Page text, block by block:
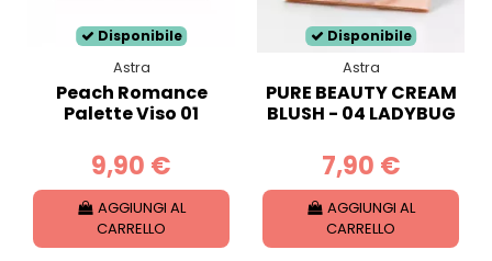
Disponibile
Astra
Peach Romance
Palette Viso 01
9,90 €
AGGIUNGI AL
CARRELLO
Disponibile
Astra
PURE BEAUTY CREAM
BLUSH - 04 LADYBUG
7,90 €
AGGIUNGI AL
CARRELLO